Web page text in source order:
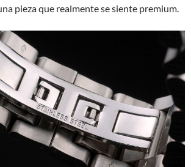
pieza que realmente se siente premium.